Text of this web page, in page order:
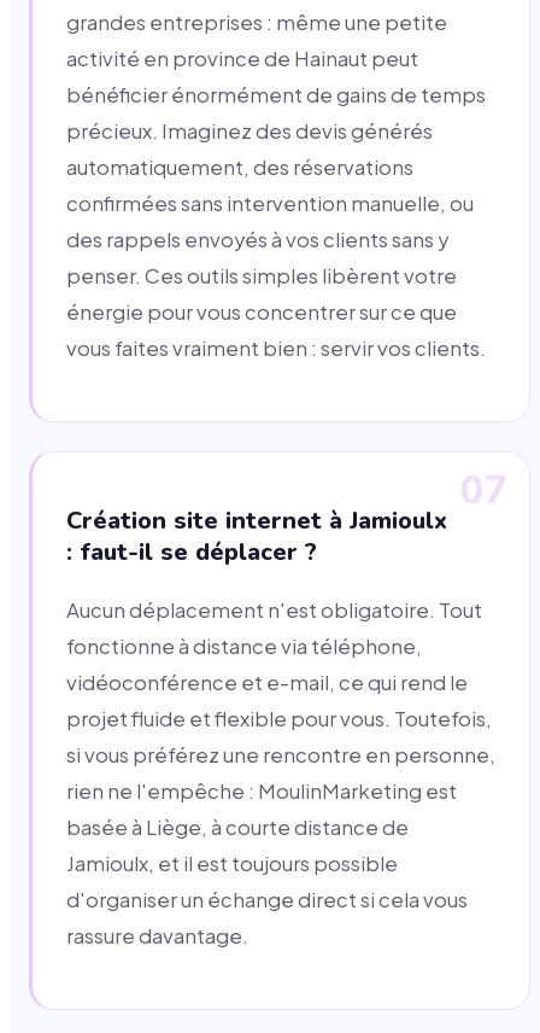
grandes entreprises : même une petite
activité en province de Hainaut peut
bénéficier énormément de gains de temps
précieux. Imaginez des devis générés
automatiquement, des réservations
confirmées sans intervention manuelle, ou
des rappels envoyés à vos clients sans y
penser. Ces outils simples libèrent votre
énergie pour vous concentrer sur ce que
vous faites vraiment bien : servir vos clients.
07
Création site internet à Jamioulx
: faut-il se déplacer ?
Aucun déplacement n'est obligatoire. Tout
fonctionne à distance via téléphone,
vidéoconférence et e-mail, ce qui rend le
projet fluide et flexible pour vous. Toutefois,
si vous préférez une rencontre en personne,
rien ne l'empêche : MoulinMarketing est
basée à Liège, à courte distance de
Jamioulx, et il est toujours possible
d'organiser un échange direct si cela vous
rassure davantage.